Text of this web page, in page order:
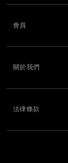
聯絡我們
尺寸標示
會員
關於我們
法律條款